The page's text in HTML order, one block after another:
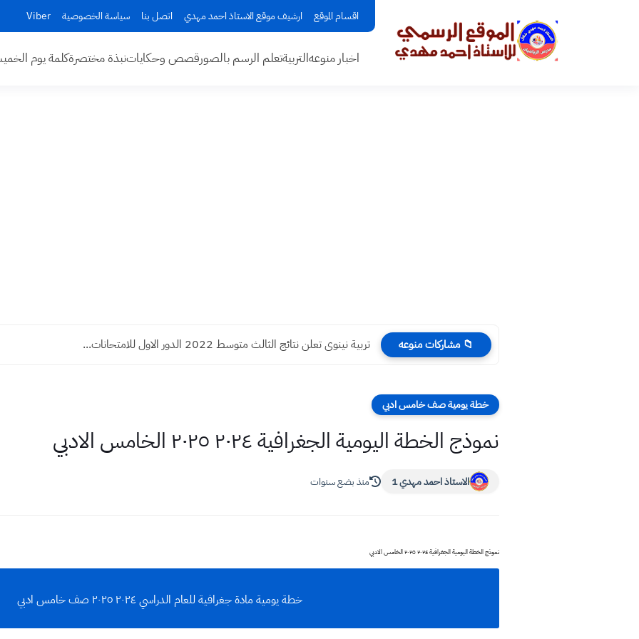
اقسام الموقع ارشيف موقع الاستاذ احمد مهدي اتصل بنا سياسة الخصوصية Viber
اخبار منوعهالتربيةتعلم الرسم بالصورقصص وحكاياتنبذة مختصرةكلمة يوم
📁 مشاركات منوعه تربية نينوى تعلن نتائج الثالث متوسط 2022 الدور الاول للامتحانات...
خطة يومية صف خامس ادبي
نموذج الخطة اليومية الجغرافية ٢٠٢٤ ٢٠٢٥ الخامس الادبي
الاستاذ احمد مهدي 1 منذ بضع سنوات
نموذج الخطة اليومية الجغرافية ٢٠٢٤ ٢٠٢٥ الخامس الادبي
خطة يومية مادة جغرافية للعام الدراسي ٢٠٢٤ ٢٠٢٥ صف خامس ادبي